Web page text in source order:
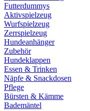
Futterdummys
Aktivspielzeug
Wurfspielzeug
Zerrspielzeug
Hundeanhänger
Zubehör
Hundeklappen
Essen & Trinken
Näpfe & Snackdosen
Pflege
Bürsten & Kämme
Bademäntel